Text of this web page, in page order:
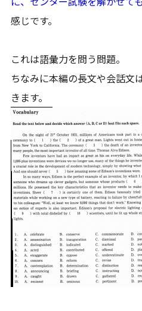
感じです。
これは語彙力を問う問題。
ちなみに本編の長文や会話文
きます。